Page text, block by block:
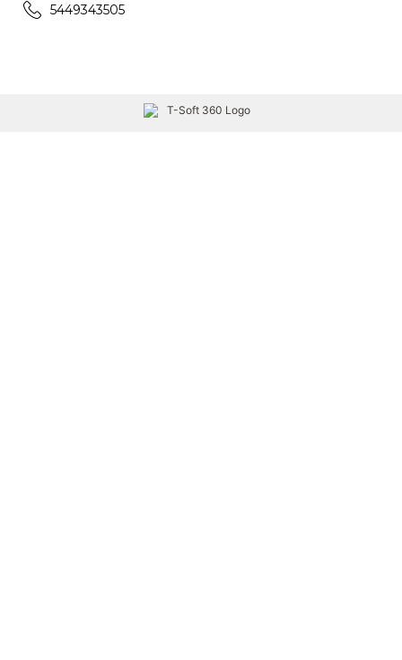
5449343505